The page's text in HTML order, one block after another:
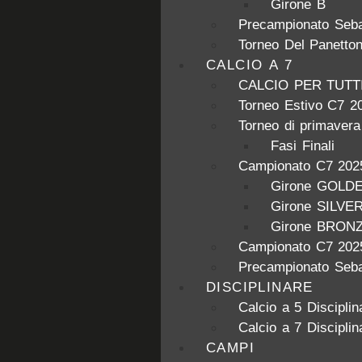
Girone B
Precampionato
Torneo Del
CALCIO A 7
CALCIO PER
Torneo Estivo C7
Torneo di
Fasi Finali
Campionato C7
Girone
Girone
Girone
Campionato C7
Precampionato
DISCIPLINARE
Calcio a 5
Calcio a 7
CAMPI